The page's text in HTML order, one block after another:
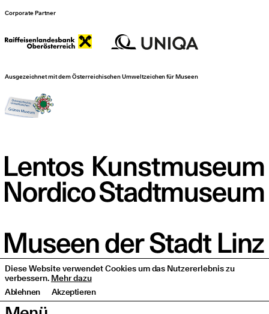
Corporate Partner
Ausgezeichnet mit dem Österreichischen Umweltzeichen für Museen
Diese Website verwendet Cookies um das Nutzererlebnis zu
verbessern. Mehr dazu
Ablehnen
Akzeptieren